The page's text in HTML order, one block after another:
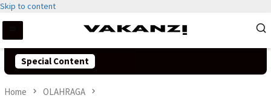
Skip to content
Special Content
Home OLAHRAGA